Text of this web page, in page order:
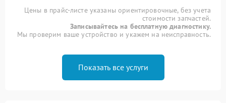
Цены в прайс-листе указаны ориентировочные, без учета
стоимости запчастей.
Записывайтесь на бесплатную диагностику.
Мы проверим ваше устройство и укажем на неисправность.
Показать все услуги